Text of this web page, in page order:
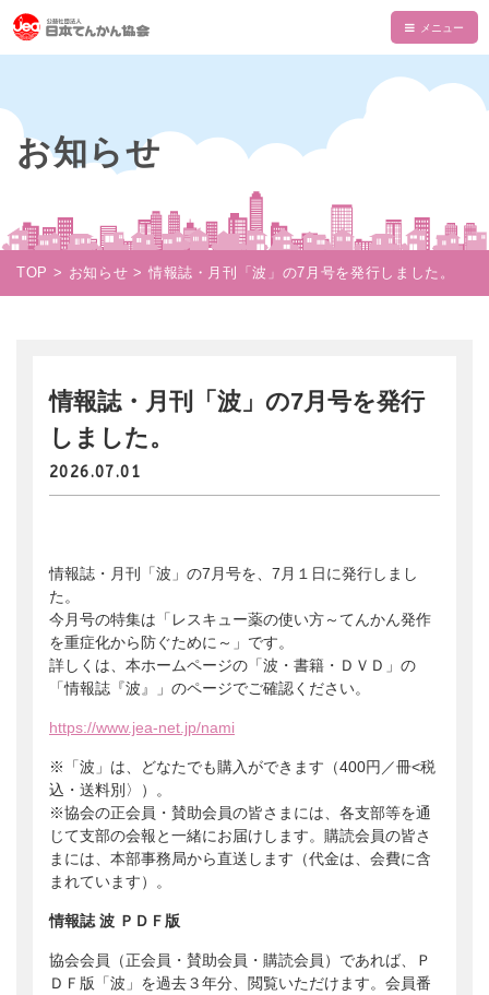
てんかんについて
てんかんとは
発作の介助と観察
てんかん協会について
てんかん協会とは
支部一覧
公益事業
相談事業
支援のお願い
サポーター
情報誌・書籍・DVD
てんかん関連書籍
てんかんアニメ教室
ダウンロード
ムービー
資金面での援助
あかりちゃんグッズ
物品などでの支援
お役立ちテキスト
書籍注文リスト
お知らせ
TOP お知らせ 情報誌・月刊「波」の7月号を発行しました。
情報誌・月刊「波」の7月号を発行
しました。
2026.07.01
情報誌・月刊「波」の7月号を、7月１日に発行しまし
た。
今月号の特集は「レスキュー薬の使い方～てんかん発作
を重症化から防ぐために～」です。
詳しくは、本ホームページの「波・書籍・ＤＶＤ」の
「情報誌『波』」のページでご確認ください。
https://www.jea-net.jp/nami
※「波」は、どなたでも購入ができます（400円／冊<税
込・送料別〉）。
※協会の正会員・賛助会員の皆さまには、各支部等を通
じて支部の会報と一緒にお届けします。購読会員の皆さ
まには、本部事務局から直送します（代金は、会費に含
まれています）。
情報誌 波 ＰＤＦ版
協会会員（正会員・賛助会員・購読会員）であれば、Ｐ
ＤＦ版「波」を過去３年分、閲覧いただけます。会員番